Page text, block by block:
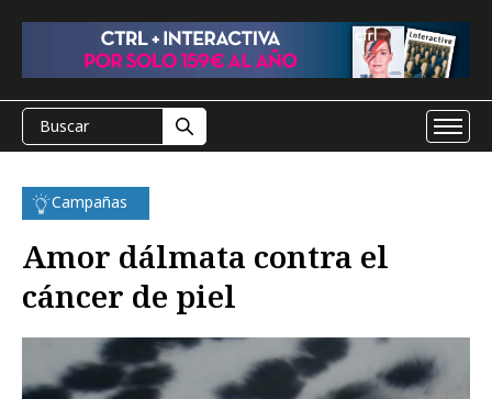
Campañas
Amor dálmata contra el
cáncer de piel